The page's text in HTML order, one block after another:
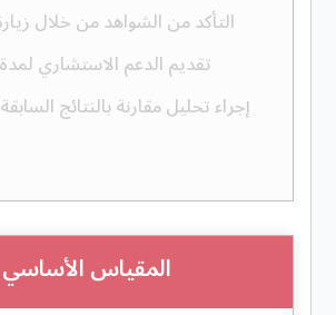
التأكد من الشواهد من خلال
تقديم الدعم الاستشاري
إجراء تحليل مقارنة بالنتائج
المقياس الأساسي